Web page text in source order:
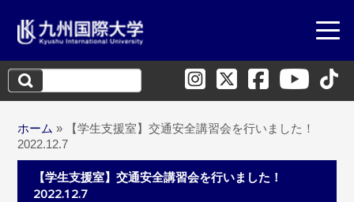
検
索:
ホーム »
【学生支援室】交通安全講習会を行いました！
2022.12.7
【学生支援室】交通安全講習会を行いました！
2022.12.7